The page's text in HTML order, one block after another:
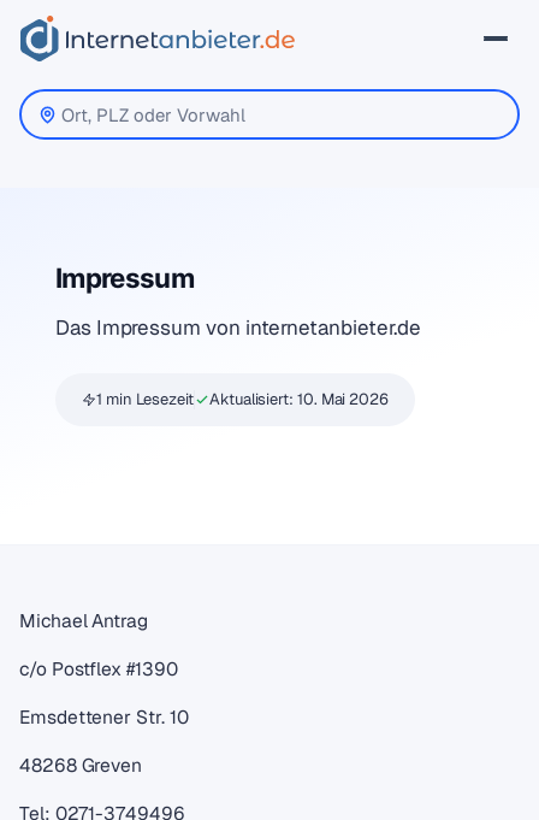
Impressum
Das Impressum von internetanbieter.de
1 min Lesezeit Aktualisiert: 10. Mai 2026
Michael Antrag
c/o Postflex #1390
Emsdettener Str. 10
48268 Greven
Tel: 0271-3749496